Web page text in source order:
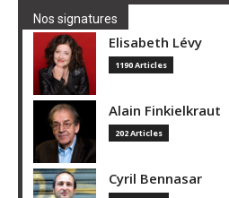
Nos signatures
Elisabeth Lévy
1190 Articles
Alain Finkielkraut
202 Articles
Cyril Bennasar